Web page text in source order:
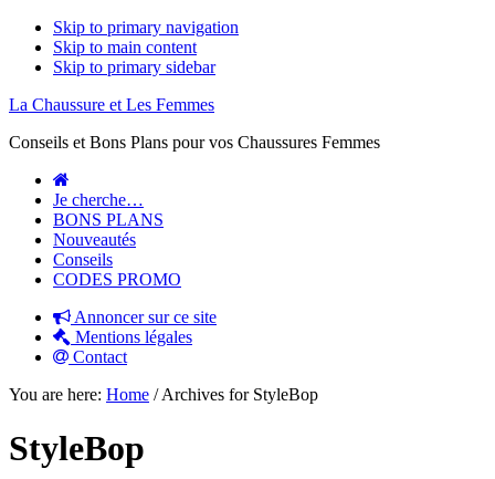
Skip to primary navigation
Skip to main content
Skip to primary sidebar
La Chaussure et Les Femmes
Conseils et Bons Plans pour vos Chaussures Femmes
Je cherche…
BONS PLANS
Nouveautés
Conseils
CODES PROMO
Annoncer sur ce site
Mentions légales
Contact
You are here: Home /Archives for StyleBop
StyleBop